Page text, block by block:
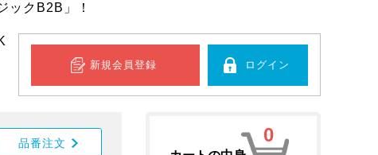
ックB2B」！
新規会員登録 ログイン
品番注文 0